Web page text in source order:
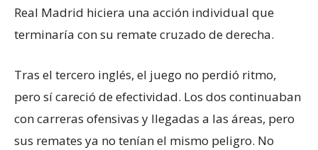
Real Madrid hiciera una acción individual que
terminaría con su remate cruzado de derecha.
Tras el tercero inglés, el juego no perdió ritmo,
pero sí careció de efectividad. Los dos continuaban
con carreras ofensivas y llegadas a las áreas, pero
sus remates ya no tenían el mismo peligro. No